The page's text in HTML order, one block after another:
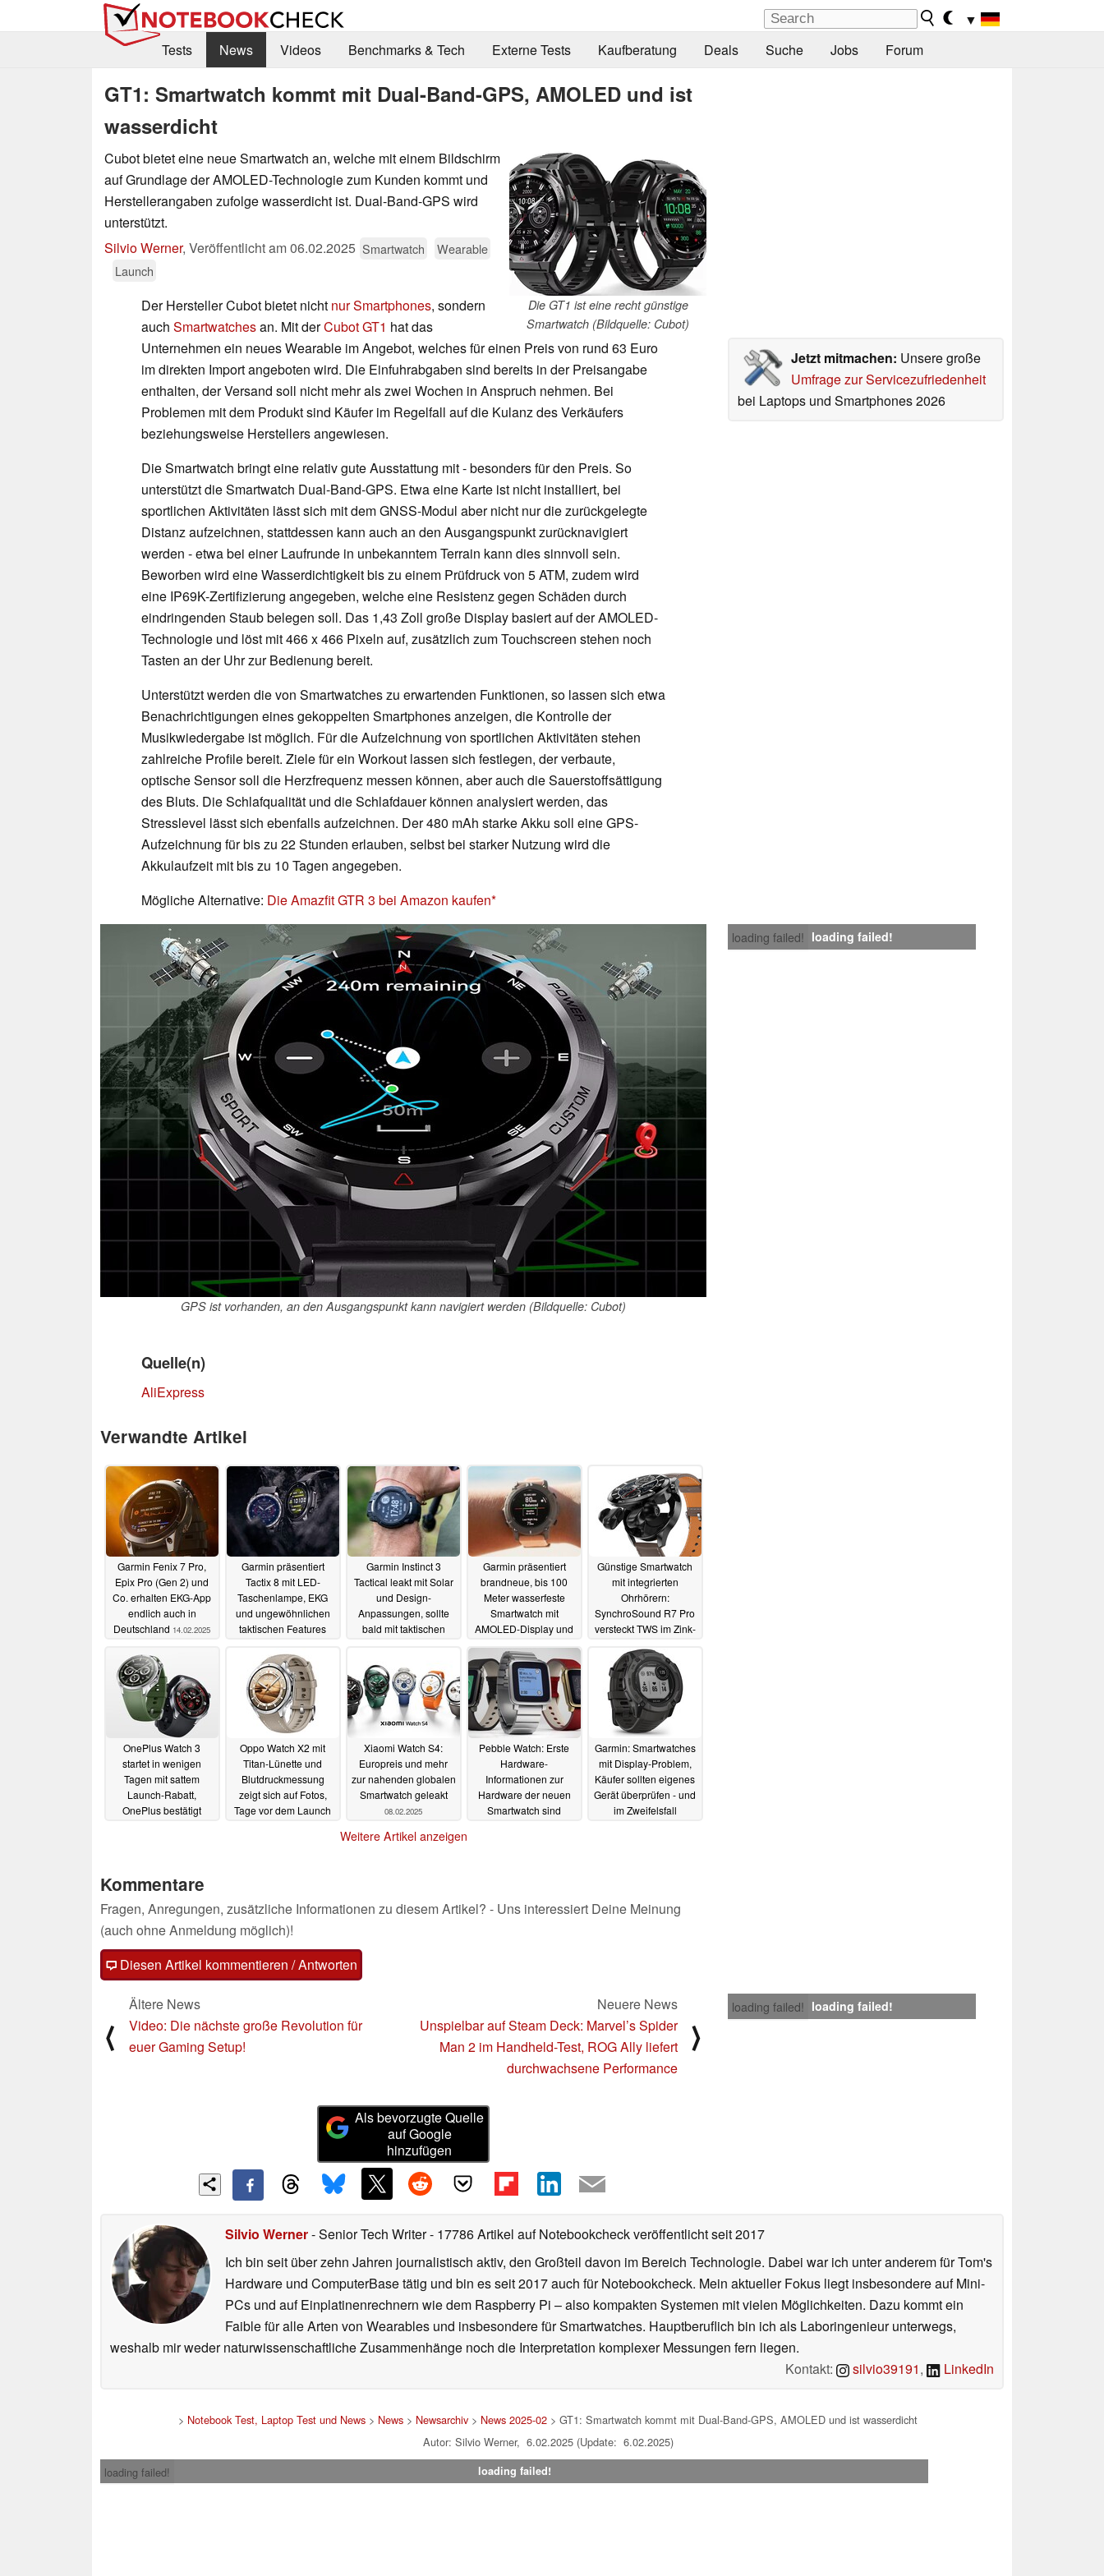
▼
Tests
News Videos Benchmarks & Tech Externe Tests Kaufberatung Deals Suche Jobs Forum
GT1: Smartwatch kommt mit Dual-Band-GPS, AMOLED und ist
wasserdicht
Die GT1 ist eine recht günstige
Smartwatch (Bildquelle: Cubot)
Cubot bietet eine neue Smartwatch an, welche mit einem Bildschirm
auf Grundlage der AMOLED-Technologie zum Kunden kommt und
Herstellerangaben zufolge wasserdicht ist. Dual-Band-GPS wird
unterstützt.
Silvio Werner, Veröffentlicht am06.02.2025 Smartwatch
Wearable
Launch
Jetzt mitmachen: Unsere große
Umfrage zur Servicezufriedenheit
bei Laptops und Smartphones 2026
Der Hersteller Cubot bietet nicht nur Smartphones, sondern
auch Smartwatchesan. Mit derCubot GT1 hat das
Unternehmen ein neues Wearable im Angebot, welches für einen Preis von rund 63 Euro
im direkten Import angeboten wird. Die Einfuhrabgaben sind bereits in der Preisangabe
enthalten, der Versand soll nicht mehr als zwei Wochen in Anspruch nehmen. Bei
Problemen mit dem Produkt sind Käufer im Regelfall auf die Kulanz des Verkäufers
beziehungsweise Herstellers angewiesen.
Die Smartwatch bringt eine relativ gute Ausstattung mit - besonders für den Preis. So
unterstützt die Smartwatch Dual-Band-GPS. Etwa eine Karte ist nicht installiert, bei
sportlichen Aktivitäten lässt sich mit dem GNSS-Modul aber nicht nur die zurückgelegte
Distanz aufzeichnen, stattdessen kann auch an den Ausgangspunkt zurücknavigiert
werden - etwa bei einer Laufrunde in unbekanntem Terrain kann dies sinnvoll sein.
Beworben wird eine Wasserdichtigkeit bis zu einem Prüfdruck von 5 ATM, zudem wird
eine IP69K-Zertifizierung angegeben, welche eine Resistenz gegen Schäden durch
eindringenden Staub belegen soll. Das 1,43 Zoll große Display basiert auf der AMOLED-
Technologie und löst mit 466 x 466 Pixeln auf, zusätzlich zum Touchscreen stehen noch
Tasten an der Uhr zur Bedienung bereit.
Unterstützt werden die von Smartwatches zu erwartenden Funktionen, so lassen sich etwa
Benachrichtigungen eines gekoppelten Smartphones anzeigen, die Kontrolle der
Musikwiedergabe ist möglich. Für die Aufzeichnung von sportlichen Aktivitäten stehen
zahlreiche Profile bereit. Ziele für ein Workout lassen sich festlegen, der verbaute,
optische Sensor soll die Herzfrequenz messen können, aber auch die Sauerstoffsättigung
des Bluts. Die Schlafqualität und die Schlafdauer können analysiert werden, das
Stresslevel lässt sich ebenfalls aufzeichnen. Der 480 mAh starke Akku soll eine GPS-
Aufzeichnung für bis zu 22 Stunden erlauben, selbst bei starker Nutzung wird die
Akkulaufzeit mit bis zu 10 Tagen angegeben.
Mögliche Alternative: Die Amazfit GTR 3 bei Amazon kaufen
loading failed! loading failed!
GPS ist vorhanden, an den Ausgangspunkt kann navigiert werden (Bildquelle: Cubot)
Quelle(n)
AliExpress
Verwandte Artikel
Garmin Fenix 7 Pro,
Epix Pro (Gen 2) und
Co. erhalten EKG-App
endlich auch in
Deutschland 14.02.2025
Garmin präsentiert
Tactix 8 mit LED-
Taschenlampe, EKG
und ungewöhnlichen
taktischen Features
Garmin Instinct 3
Tactical leakt mit Solar
und Design-
Anpassungen, sollte
bald mit taktischen
Garmin präsentiert
brandneue, bis 100
Meter wasserfeste
Smartwatch mit
AMOLED-Display und
12.02.2025
Günstige Smartwatch
mit integrierten
Ohrhörern:
SynchroSound R7 Pro
versteckt TWS im Zink-
OnePlus Watch 3
startet in wenigen
Tagen mit sattem
Launch-Rabatt,
OnePlus bestätigt
Oppo Watch X2 mit
Titan-Lünette und
Blutdruckmessung
zeigt sich auf Fotos,
Tage vor dem Launch
Xiaomi Watch S4:
Europreis und mehr
zur nahenden globalen
Smartwatch geleakt
08.02.2025
Pebble Watch: Erste
Hardware-
Informationen zur
Hardware der neuen
Smartwatch sind
Garmin: Smartwatches
mit Display-Problem,
Käufer sollten eigenes
Gerät überprüfen - und
im Zweifelsfall
Weitere Artikel anzeigen
Kommentare
Fragen, Anregungen, zusätzliche Informationen zu diesem Artikel? - Uns interessiert Deine Meinung
(auch ohne Anmeldung möglich)!
Diesen Artikel kommentieren / Antworten
loading failed! loading failed!
⟨
Ältere News
Video: Die nächste große Revolution für
euer Gaming Setup!
Neuere News
Unspielbar auf Steam Deck: Marvel’s Spider
Man 2 im Handheld-Test, ROG Ally liefert
durchwachsene Performance
⟩
Als bevorzugte Quelle
auf Google
hinzufügen
Silvio Werner- Senior Tech Writer- 17786 Artikel auf Notebookcheck veröffentlichtseit 2017
Ich bin seit über zehn Jahren journalistisch aktiv, den Großteil davon im Bereich Technologie. Dabei war ich unter anderem für Tom's
Hardware und ComputerBase tätig und bin es seit 2017 auch für Notebookcheck. Mein aktueller Fokus liegt insbesondere auf Mini-
PCs und auf Einplatinenrechnern wie dem Raspberry Pi – also kompakten Systemen mit vielen Möglichkeiten. Dazu kommt ein
Faible für alle Arten von Wearables und insbesondere für Smartwatches. Hauptberuflich bin ich als Laboringenieur unterwegs,
weshalb mir weder naturwissenschaftliche Zusammenhänge noch die Interpretation komplexer Messungen fern liegen.
Kontakt:
silvio39191, LinkedIn
> Notebook Test, Laptop Test und News > News > Newsarchiv > News 2025-02 > GT1: Smartwatch kommt mit Dual-Band-GPS, AMOLED und ist wasserdicht
Autor: Silvio Werner, 6.02.2025 (Update: 6.02.2025)
loading failed!
loading failed!